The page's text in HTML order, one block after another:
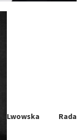
Lwowska Rada